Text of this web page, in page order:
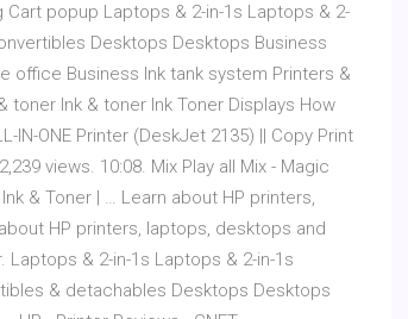
popup Laptops & 2-in-1s Laptops & 2-
Desktops Desktops Business
office Business Ink tank system Printers &
toner Ink & toner Ink Toner Displays How
IN-ONE Printer (DeskJet 2135) || Copy Print
views. 10:08. Mix Play all Mix - Magic
& Toner | … Learn about HP printers,
HP printers, laptops, desktops and
& 2-in-1s Laptops & 2-in-1s
& detachables Desktops Desktops